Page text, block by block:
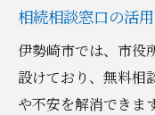
相続相談窓口の活
伊勢崎市では、市役
設けており、無料相
や不安を解消できま